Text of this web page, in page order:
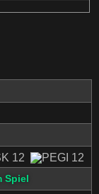
Spiel